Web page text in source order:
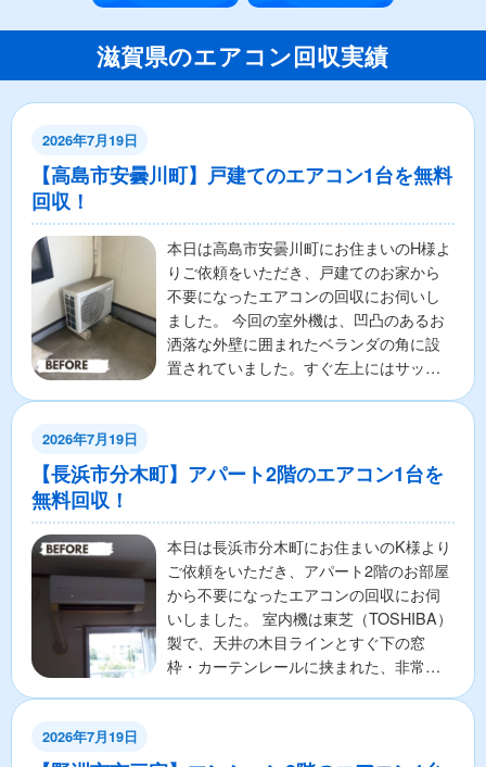
滋賀県のエアコン回収実績
2026年7月19日
【高島市安曇川町】戸建てのエアコン1台を無料
回収！
本日は高島市安曇川町にお住まいのH様よ
りご依頼をいただき、戸建てのお家から
不要になったエアコンの回収にお伺いし
ました。 今回の室外機は、凹凸のあるお
洒落な外壁に囲まれたベランダの角に設
置されていました。すぐ左上にはサッシ
2026年7月19日
【長浜市分木町】アパート2階のエアコン1台を
無料回収！
本日は長浜市分木町にお住まいのK様より
ご依頼をいただき、アパート2階のお部屋
から不要になったエアコンの回収にお伺
いしました。 室内機は東芝（TOSHIBA）
製で、天井の木目ラインとすぐ下の窓
枠・カーテンレールに挟まれた、非常に
2026年7月19日